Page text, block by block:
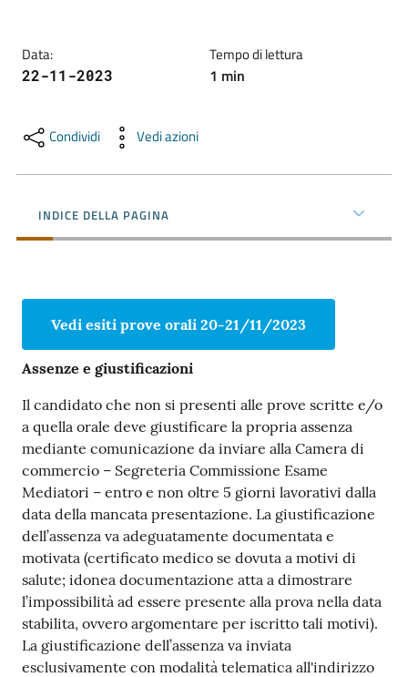
Impresa
e
Impresa
Prenota
zione
on line
Data:
22-11-2023
Tempo di lettura
1 min
Condividi Vedi azioni
INDICE DELLA PAGINA
Vedi esiti prove orali 20-21/11/2023
Assenze e giustificazioni
Il candidato che non si presenti alle prove scritte e/o
a quella orale deve giustificare la propria assenza
mediante comunicazione da inviare alla Camera di
commercio – Segreteria Commissione Esame
Mediatori – entro e non oltre 5 giorni lavorativi dalla
data della mancata presentazione. La giustificazione
dell’assenza va adeguatamente documentata e
motivata (certificato medico se dovuta a motivi di
salute; idonea documentazione atta a dimostrare
l’impossibilità ad essere presente alla prova nella data
stabilita, ovvero argomentare per iscritto tali motivi).
La giustificazione dell’assenza va inviata
esclusivamente con modalità telematica all'indirizzo